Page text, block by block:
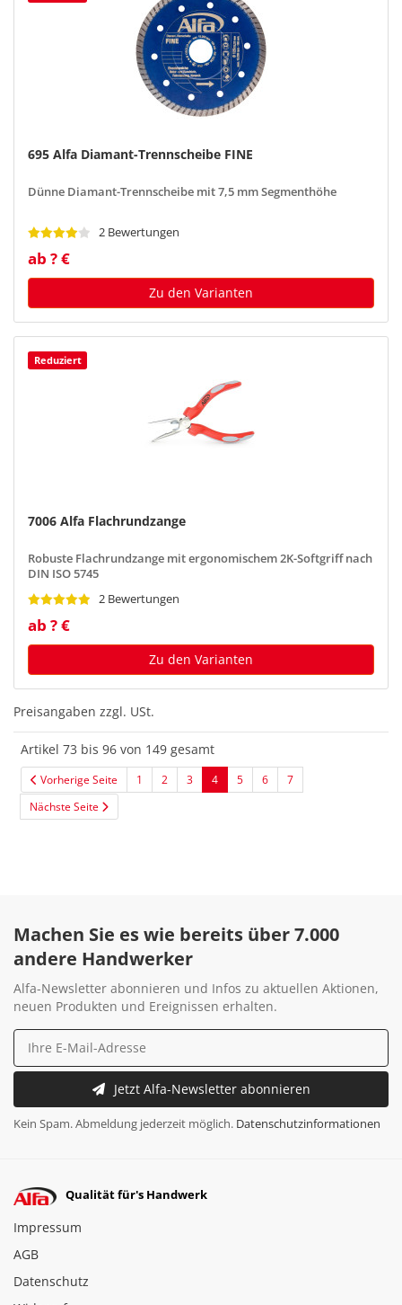
695 Alfa Diamant-Trennscheibe FINE
Dünne Diamant-Trennscheibe mit 7,5 mm Segmenthöhe
2 Bewertungen
ab ? €
Zu den Varianten
Reduziert
7006 Alfa Flachrundzange
Robuste Flachrundzange mit ergonomischem 2K-Softgriff nach
DIN ISO 5745
2 Bewertungen
ab ? €
Zu den Varianten
Preisangaben zzgl. USt.
Artikel 73 bis 96 von 149 gesamt
Vorherige Seite 1 2 3 4 5 6
7
Nächste Seite
Machen Sie es wie bereits über 7.000
andere Handwerker
Alfa-Newsletter abonnieren und Infos zu aktuellen Aktionen,
neuen Produkten und Ereignissen erhalten.
Jetzt Alfa-Newsletter abonnieren
Kein Spam. Abmeldung jederzeit möglich. Datenschutzinformationen
Qualität für's Handwerk
Impressum
AGB
Datenschutz